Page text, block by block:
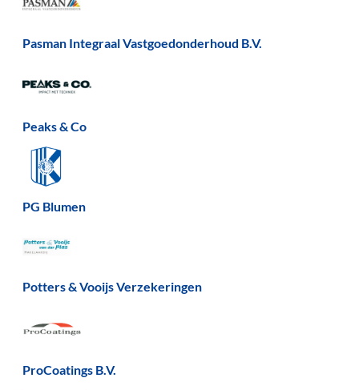
Pasman Integraal Vastgoedonderhoud B.V.
Peaks & Co
PG Blumen
Potters & Vooijs Verzekeringen
ProCoatings B.V.